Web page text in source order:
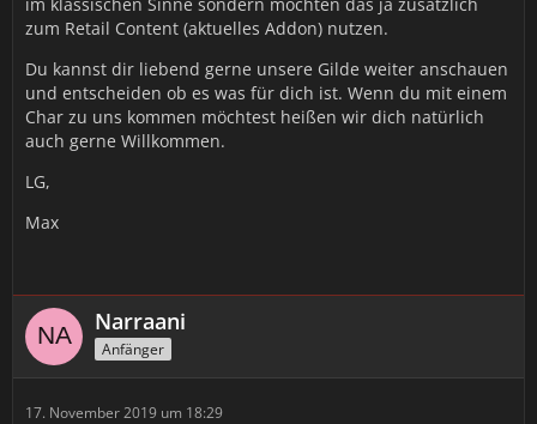
zum Retail Content (aktuelles Addon) nutzen.
Du kannst dir liebend gerne unsere Gilde weiter anschauen
und entscheiden ob es was für dich ist. Wenn du mit einem
Char zu uns kommen möchtest heißen wir dich natürlich
auch gerne Willkommen.
LG,
Max
Narraani
Anfänger
17. November 2019 um 18:29